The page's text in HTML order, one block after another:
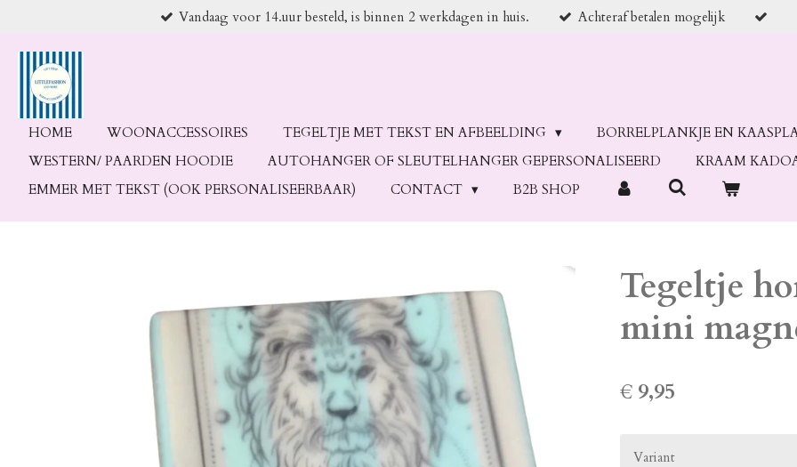
naar
hoofdinhoud
Vandaag voor 14.uur besteld, is binnen 2 werkdagen in huis. Achteraf betalen mogelijk
HOME WOONACCESSOIRES TEGELTJE MET TEKST EN AFBEELDING
BORRELPLANKJE EN
WESTERN/ PAARDEN HOODIE
AUTOHANGER OF SLEUTELHANGER GEPERSONALISEERD
KRAAM
EMMER MET TEKST (OOK PERSONALISEERBAAR)
CONTACT B2B SHOP
Tegeltje
mini
€ 9,95
Variant